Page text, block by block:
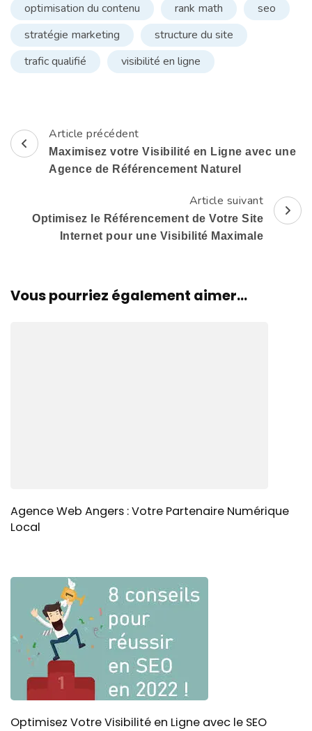
optimisation du contenu
rank math
seo
stratégie marketing
structure du site
trafic qualifié
visibilité en ligne
Navigation
d'article
Article précédent
Maximisez votre Visibilité en Ligne avec une
Agence de Référencement Naturel
Article suivant
Optimisez le Référencement de Votre Site
Internet pour une Visibilité Maximale
Vous pourriez également aimer...
Agence Web Angers : Votre Partenaire Numérique
Local
Optimisez Votre Visibilité en Ligne avec le SEO